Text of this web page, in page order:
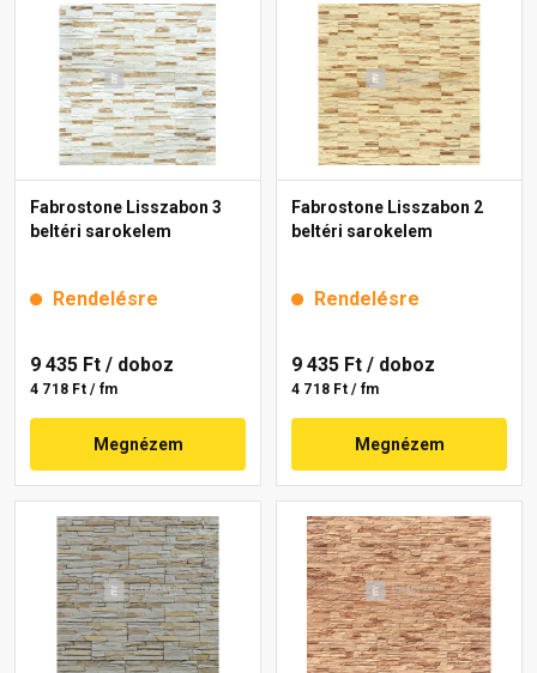
Fabrostone Lisszabon 3
beltéri sarokelem
Rendelésre
9 435 Ft / doboz
4 718 Ft / fm
Megnézem
Fabrostone Lisszabon 2
beltéri sarokelem
Rendelésre
9 435 Ft / doboz
4 718 Ft / fm
Megnézem